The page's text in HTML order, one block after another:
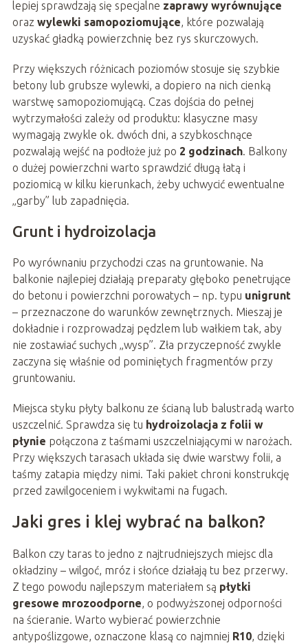
lepiej sprawdzają się specjalne zaprawy wyrównujące
oraz wylewki samopoziomujące, które pozwalają
uzyskać gładką powierzchnię bez rys skurczowych.
Przy większych różnicach poziomów stosuje się szybkie
betony lub grubsze wylewki, a dopiero na nich cienką
warstwę samopoziomującą. Czas dojścia do pełnej
wytrzymałości zależy od produktu: klasyczne masy
wymagają zwykle ok. dwóch dni, a szybkoschnące
pozwalają wejść na podłoże już po 2 godzinach. Balkony
o dużej powierzchni warto sprawdzić długą łatą i
poziomicą w kilku kierunkach, żeby uchwycić ewentualne
„garby” lub zapadnięcia.
Grunt i hydroizolacja
Po wyrównaniu przychodzi czas na gruntowanie. Na
balkonie najlepiej działają preparaty głęboko penetrujące
do betonu i powierzchni porowatych – np. typu unigrunt
– przeznaczone do warunków zewnętrznych. Mieszaj je
dokładnie i rozprowadzaj pędzlem lub wałkiem tak, aby
nie zostawiać suchych „wysp”. Zła przyczepność zwykle
zaczyna się właśnie od pominiętych fragmentów przy
gruntowaniu.
Miejsca styku płyty balkonu ze ścianą lub balustradą warto
uszczelnić. Sprawdza się tu hydroizolacja z folii w
płynie połączona z taśmami uszczelniającymi w narożach.
Przy większych tarasach układa się dwie warstwy folii, a
taśmy zatapia między nimi. Taki pakiet chroni konstrukcję
przed zawilgoceniem i wykwitami na fugach.
Jaki gres i klej wybrać na balkon?
Balkon czy taras to jedno z najtrudniejszych miejsc dla
okładziny – wilgoć, mróz i słońce działają tu bez przerwy.
Z tego powodu najlepszym materiałem są płytki
gresowe mrozoodporne, o podwyższonej odporności
na ścieranie. Warto wybierać powierzchnie
antypoślizgowe, oznaczone klasą co najmniej R10, dzięki